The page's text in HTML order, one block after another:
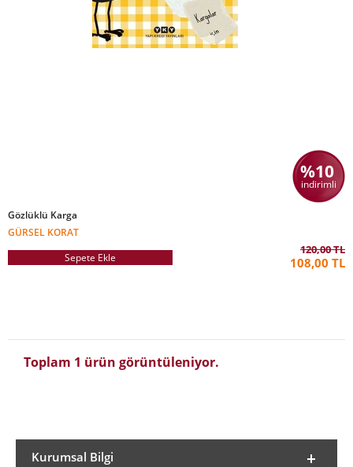
%10
indirimli
Gözlüklü Karga
GÜRSEL KORAT
Sepete Ekle
120,00 TL
108,00 TL
Toplam 1 ürün görüntüleniyor.
Kurumsal Bilgi